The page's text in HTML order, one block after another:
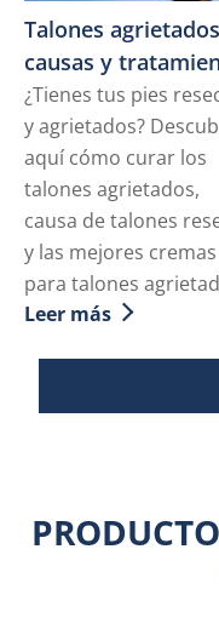
Talones
causas y
¿Tienes tus pies
y agrietados?
aquí cómo curar los
talones agrietados,
causa de talones
y las mejores cremas
para talones
Discover more
Leer más